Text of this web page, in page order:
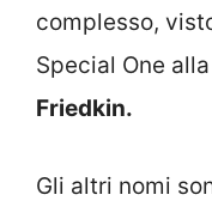
complesso,
Special One
Friedkin.
Gli altri nomi